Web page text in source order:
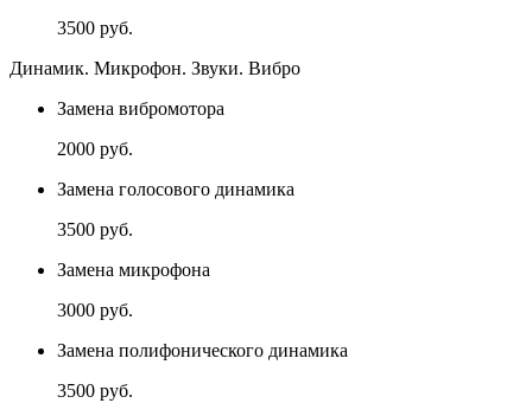
3500 руб.
Динамик. Микрофон. Звуки. Вибро
Замена вибромотора
2000 руб.
Замена голосового динамика
3500 руб.
Замена микрофона
3000 руб.
Замена полифонического динамика
3500 руб.